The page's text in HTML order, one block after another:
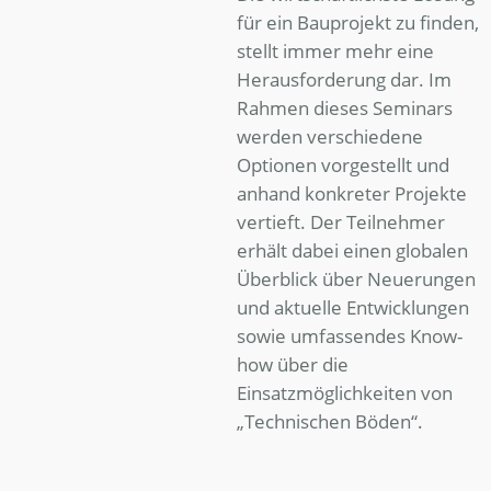
für ein Bauprojekt zu finden,
stellt immer mehr eine
Herausforderung dar. Im
Rahmen dieses Seminars
werden verschiedene
Optionen vorgestellt und
anhand konkreter Projekte
vertieft. Der Teilnehmer
erhält dabei einen globalen
Überblick über Neuerungen
und aktuelle Entwicklungen
sowie umfassendes Know-
how über die
Einsatzmöglichkeiten von
„Technischen Böden“.